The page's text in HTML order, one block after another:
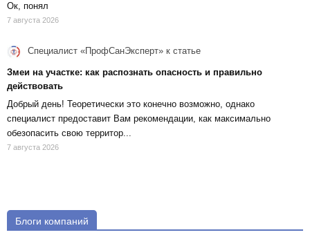
Ок, понял
7 августа 2026
Специалист «ПрофСанЭксперт» к статье
Змеи на участке: как распознать опасность и правильно
действовать
Добрый день! Теоретически это конечно возможно, однако
специалист предоставит Вам рекомендации, как максимально
обезопасить свою территор...
7 августа 2026
Блоги компаний